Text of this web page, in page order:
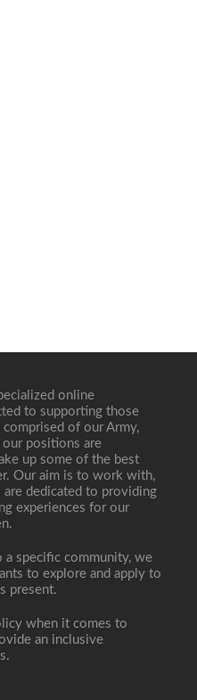
online
to supporting those
of our Army,
our positions are
up some of the best
Our aim is to work with,
dedicated to providing
experiences for our
specific community, we
to explore and apply to
present.
when it comes to
an inclusive